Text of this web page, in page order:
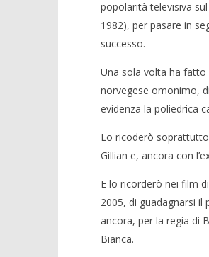
popolarità televisiva
1982), per pasare in
successo.
Una sola volta ha fatto
norvegese omonimo,
evidenza la poliedrica
Lo ricoderò
Gillian e, ancora con
E lo ricorderò nei film
2005, di guadagnarsi il
ancora, per la regia di
Bianca.